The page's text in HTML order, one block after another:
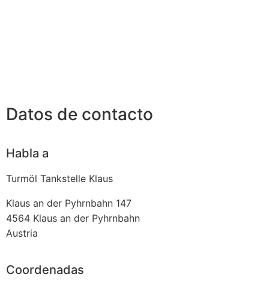
Datos de contacto
Habla a
Turmöl Tankstelle Klaus
Klaus an der Pyhrnbahn 147
4564 Klaus an der Pyhrnbahn
Austria
Coordenadas